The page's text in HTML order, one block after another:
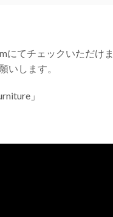
にてチェックいただけ
いします。
」